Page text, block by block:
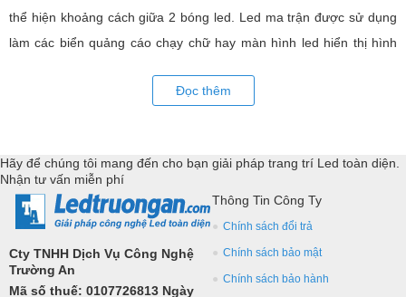
thể hiện khoảng cách giữa 2 bóng led. Led ma trận được sử dụng
làm các biển quảng cáo chạy chữ hay màn hình led hiển thị hình
nhiều lĩnh vực của cuộc sống. LED Trường An cung cấp tất cả các
YRL,...Tư vấn giả pháp, hỗ trợ kỹ thuật chuyên sâu cho các
ứng dụng trang trí led.
Đọc thêm
Hãy để chúng tôi mang đến cho bạn giải pháp trang trí Led toàn diện.
Nhận tư vấn miễn phí
Cty TNHH Dịch Vụ Công Nghệ
Trường An
Mã số thuế: 0107726813 Ngày
Thông Tin Công Ty
Chính sách đổi trả
Chính sách bảo mật
Chính sách bảo hành